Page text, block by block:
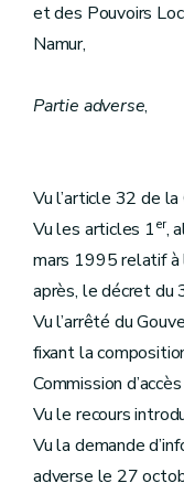
et des Pouvoirs
Namur,
Partie adverse,
Vu l’article 32 de
Vu les articles 1er,
mars 1995 relatif à
après, le décret du
Vu l’arrêté du
fixant la
Commission
Vu le recours
Vu la demande
adverse le 27